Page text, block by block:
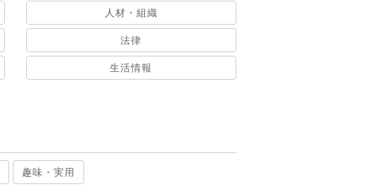
人材・組織
法律
生活情報
趣味・実用